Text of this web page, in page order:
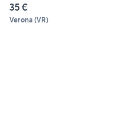
35 €
Verona (VR)